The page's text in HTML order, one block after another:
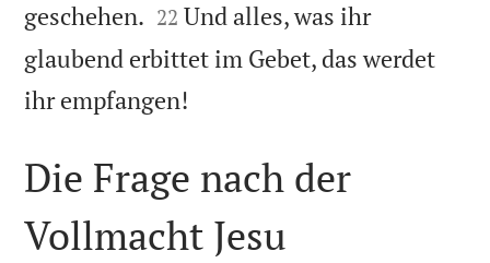
geschehen. 

22 Und alles, was ihr
glaubend erbittet im Gebet, das werdet
ihr empfangen!
Die Frage nach der
Vollmacht Jesu